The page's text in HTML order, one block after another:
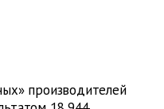
производителей